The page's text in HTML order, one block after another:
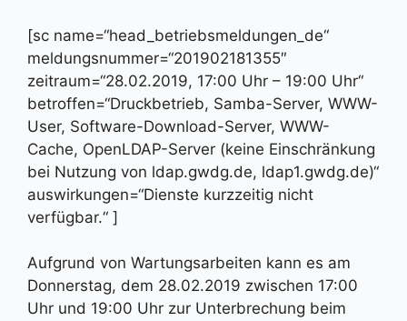
[sc name=“head_betriebsmeldungen_de“
meldungsnummer=“201902181355″
zeitraum=“28.02.2019, 17:00 Uhr – 19:00 Uhr“
betroffen=“Druckbetrieb, Samba-Server, WWW-
User, Software-Download-Server, WWW-
Cache, OpenLDAP-Server (keine Einschränkung
bei Nutzung von ldap.gwdg.de, ldap1.gwdg.de)“
auswirkungen=“Dienste kurzzeitig nicht
verfügbar.“ ]
Aufgrund von Wartungsarbeiten kann es am
Donnerstag, dem 28.02.2019 zwischen 17:00
Uhr und 19:00 Uhr zur Unterbrechung beim